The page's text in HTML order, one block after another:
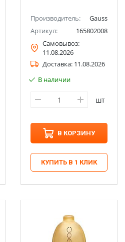
SystemsПроизводитель:
Gauss
Артикул:
165802008
Самовывоз:
11.08.2026
Доставка: 11.08.2026
В наличии
шт
В КОРЗИНУ
КУПИТЬ В 1 КЛИК